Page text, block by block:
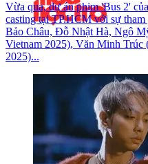
Vừa qua, dự án phim 'Bus 2'
casting tại TP.HCM với sự
Bảo Châu, Đỗ Nhật Hà, Ngô
Vietnam 2025), Văn Minh Trúc
2025)...